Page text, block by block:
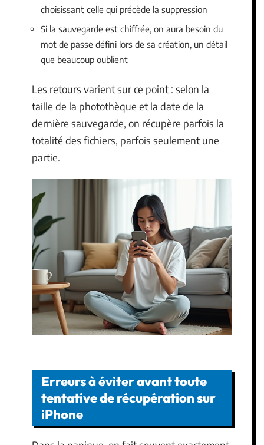
choisissant celle qui précède la suppression
Si la sauvegarde est chiffrée, on aura besoin du
mot de passe défini lors de sa création, un détail
que beaucoup oublient
Les retours varient sur ce point : selon la
taille de la photothèque et la date de la
dernière sauvegarde, on récupère parfois la
totalité des fichiers, parfois seulement une
partie.
Erreurs à éviter avant toute
tentative de récupération sur
iPhone